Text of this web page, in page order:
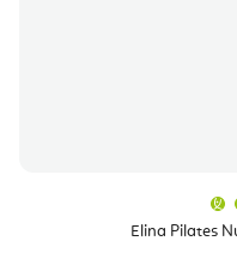
Elina Pilates